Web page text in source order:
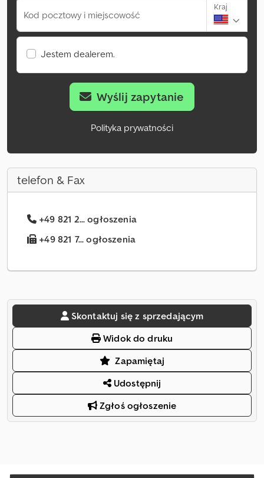
Kod pocztowy i miejscowość
Kraj
Jestem dealerem.
Wyślij zapytanie
Polityka prywatności
telefon & Fax
+49 821 2... ogłoszenia
+49 821 7... ogłoszenia
Skontaktuj się z sprzedającym
Widok do druku
Zapamiętaj
Udostępnij
Zgłoś ogłoszenie